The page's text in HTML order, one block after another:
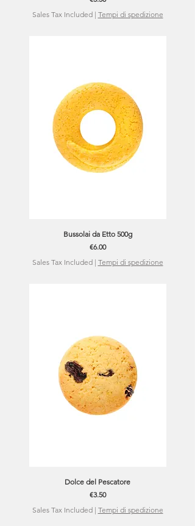
Sales Tax Included| Tempi di spedizione
Bussolai da Etto 500g
Price
€6.00
Sales Tax Included| Tempi di spedizione
Dolce del Pescatore
Price
€3.50
Sales Tax Included| Tempi di spedizione